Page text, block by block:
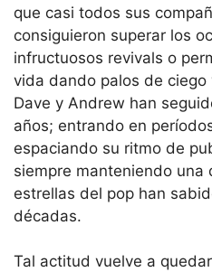
que casi todos sus
consiguieron superar los
infructuosos revivals o
vida dando palos de
Dave y Andrew han
años; entrando en
espaciando su ritmo de
siempre manteniendo una
estrellas del pop han
décadas.
Tal actitud vuelve a